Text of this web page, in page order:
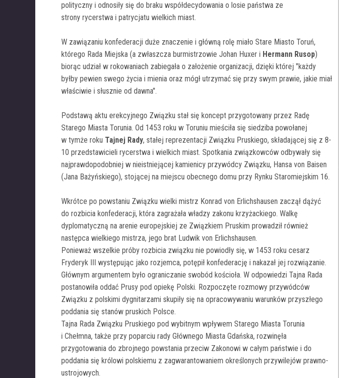
polityczny i odnosiły się do braku współdecydowania o losie państwa ze
strony rycerstwa i patrycjatu wielkich miast.
W zawiązaniu konfederacji duże znaczenie i główną rolę miało Stare Miasto Toruń,
którego Rada Miejska (a zwłaszcza burmistrzowie Johan Huxer i Hermann Rusop)
biorąc udział w rokowaniach zabiegała o założenie organizacji, dzięki której "każdy
byłby pewien swego życia i mienia oraz mógł utrzymać się przy swym prawie, jakie miał
właściwie i słusznie od dawna".
Podstawą aktu erekcyjnego Związku stał się koncept przygotowany przez Radę
Starego Miasta Torunia. Od 1453 roku w Toruniu mieściła się siedziba powołanej
w tymże roku Tajnej Rady, stałej reprezentacji Związku Pruskiego, składającej się z 8-
10 przedstawicieli rycerstwa i wielkich miast. Spotkania związkowców odbywały się
najprawdopodobniej w nieistniejącej kamienicy przywódcy Związku, Hansa von Baisen
(Jana Bażyńskiego), stojącej na miejscu obecnego domu przy Rynku Staromiejskim 16.
Wkrótce po powstaniu Związku wielki mistrz Konrad von Erlichshausen zaczął dążyć
do rozbicia konfederacji, która zagrażała władzy zakonu krzyżackiego. Walkę
dyplomatyczną na arenie europejskiej ze Związkiem Pruskim prowadził również
następca wielkiego mistrza, jego brat Ludwik von Erlichshausen.
Ponieważ wszelkie próby rozbicia związku nie powiodły się, w 1453 roku cesarz
Fryderyk III występując jako rozjemca, potępił konfederację i nakazał jej rozwiązanie.
Głównym argumentem było ograniczanie swobód kościoła. W odpowiedzi Tajna Rada
postanowiła oddać Prusy pod opiekę Polski. Rozpoczęte rozmowy przywódców
Związku z polskimi dygnitarzami skupiły się na opracowywaniu warunków przyszłego
poddania się stanów pruskich Polsce.
Tajna Rada Związku Pruskiego pod wybitnym wpływem Starego Miasta Torunia
i Chełmna, także przy poparciu rady Głównego Miasta Gdańska, rozwinęła
przygotowania do zbrojnego powstania przeciw Zakonowi w całym państwie i do
poddania się królowi polskiemu z zagwarantowaniem określonych przywilejów prawno-
ustrojowych.